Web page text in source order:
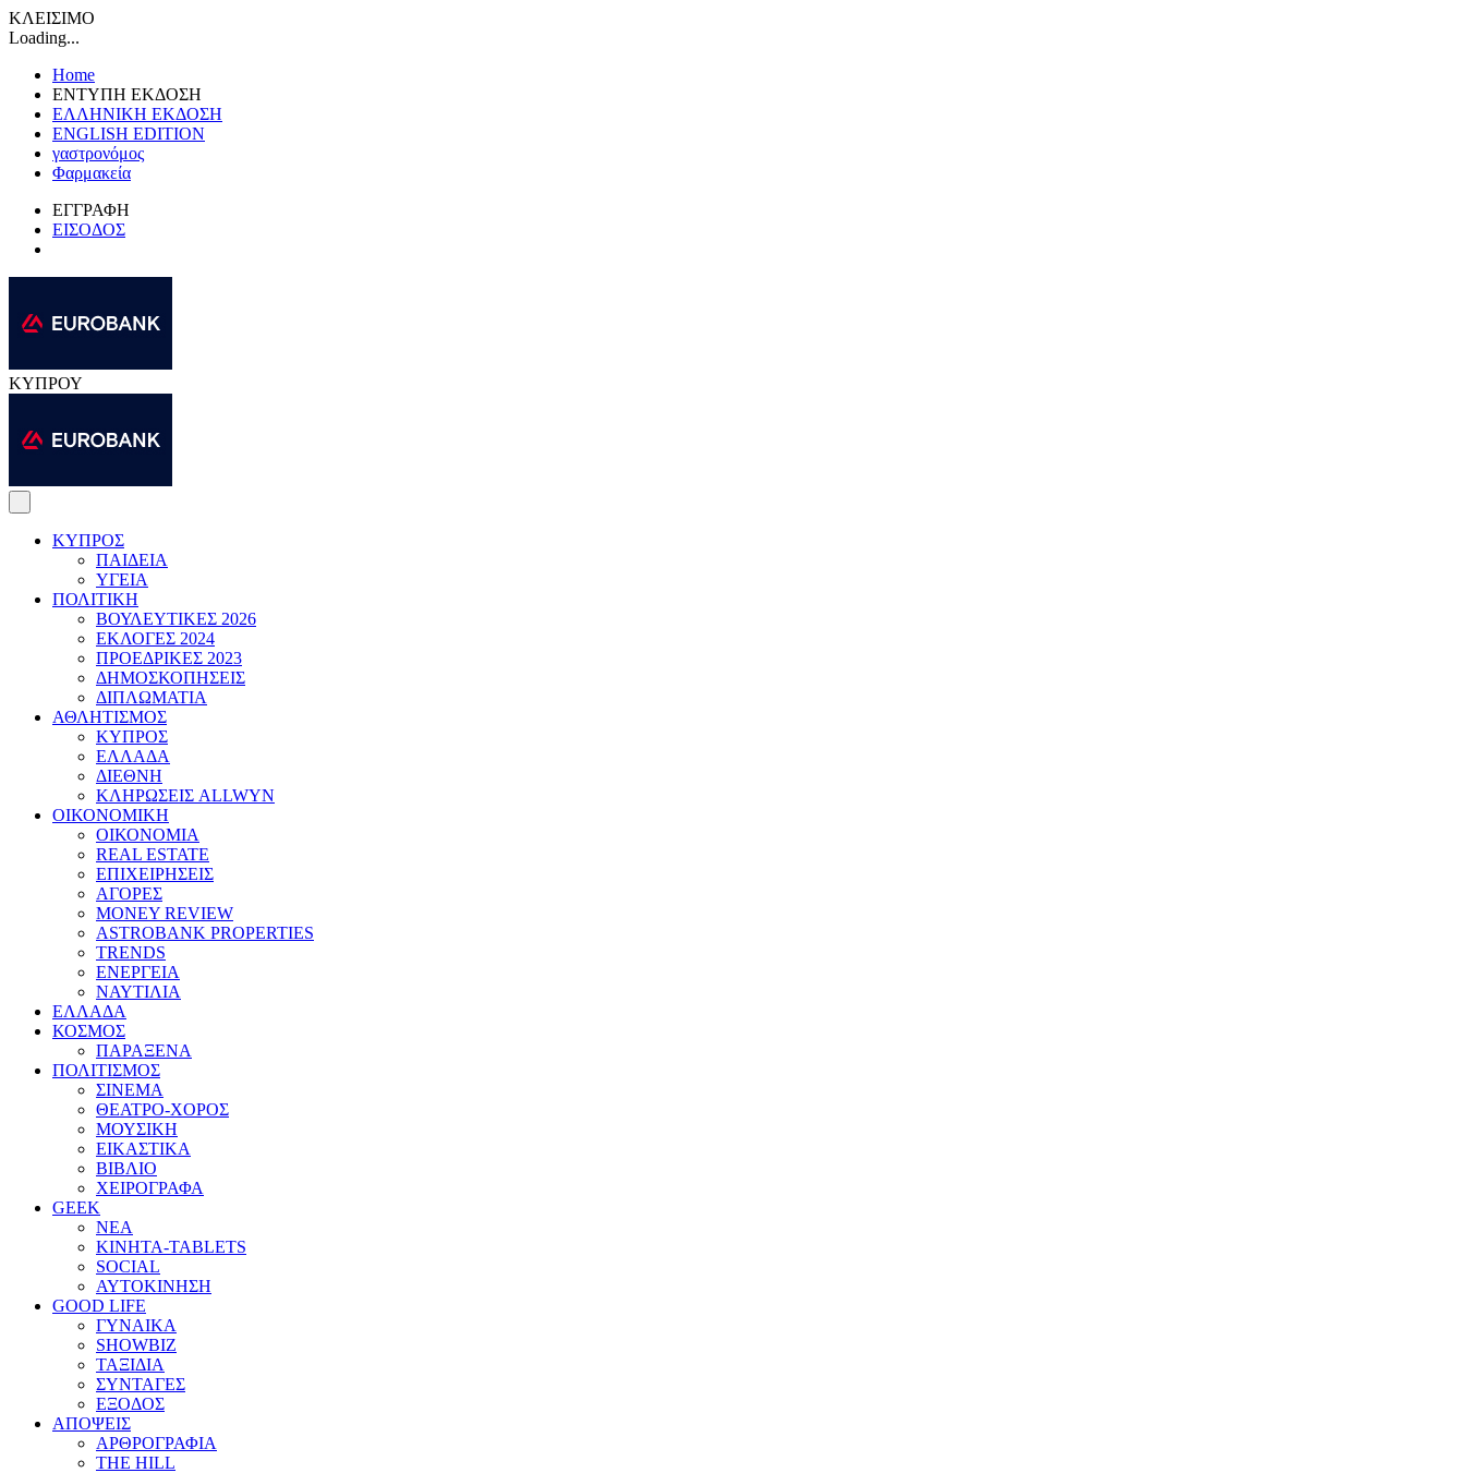
ΚΛΕΙΣΙΜΟ
Loading...
Home
ΕΝΤΥΠΗ ΕΚΔΟΣΗ
ΕΛΛΗΝΙΚΗ ΕΚΔΟΣΗ
ENGLISH EDITION
γαστρονόμος
Φαρμακεία
ΕΓΓΡΑΦΗ
ΕΙΣΟΔΟΣ
ΚΥΠΡΟΥ
ΚΥΠΡΟΣ
ΠΑΙΔΕΙΑ
ΥΓΕΙΑ
ΠΟΛΙΤΙΚΗ
ΒΟΥΛΕΥΤΙΚΕΣ 2026
ΕΚΛΟΓΕΣ 2024
ΠΡΟΕΔΡΙΚΕΣ 2023
ΔΗΜΟΣΚΟΠΗΣΕΙΣ
ΔΙΠΛΩΜΑΤΙΑ
ΑΘΛΗΤΙΣΜΟΣ
ΚΥΠΡΟΣ
ΕΛΛΑΔΑ
ΔΙΕΘΝΗ
ΚΛΗΡΩΣΕΙΣ ALLWYN
ΟΙΚΟΝΟΜΙΚΗ
ΟΙΚΟΝΟΜΙΑ
REAL ESTATE
ΕΠΙΧΕΙΡΗΣΕΙΣ
ΑΓΟΡΕΣ
MONEY REVIEW
ASTROBANK PROPERTIES
TRENDS
ΕΝΕΡΓΕΙΑ
ΝΑΥΤΙΛΙΑ
ΕΛΛΑΔΑ
ΚΟΣΜΟΣ
ΠΑΡΑΞΕΝΑ
ΠΟΛΙΤΙΣΜΟΣ
ΣΙΝΕΜΑ
ΘΕΑΤΡΟ-ΧΟΡΟΣ
ΜΟΥΣΙΚΗ
ΕΙΚΑΣΤΙΚΑ
ΒΙΒΛΙΟ
ΧΕΙΡΟΓΡΑΦΑ
GEEK
ΝΕΑ
ΚΙΝΗΤΑ-TABLETS
SOCIAL
ΑΥΤΟΚΙΝΗΣΗ
GOOD LIFE
ΓΥΝΑΙΚΑ
SHOWBIZ
ΤΑΞΙΔΙΑ
ΣΥΝΤΑΓΕΣ
ΕΞΟΔΟΣ
ΑΠΟΨΕΙΣ
ΑΡΘΡΟΓΡΑΦΙΑ
THE HILL